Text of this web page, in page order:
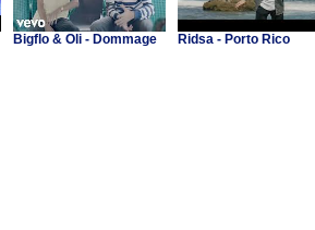
Bigflo & Oli - Dommage Ridsa - Porto Rico